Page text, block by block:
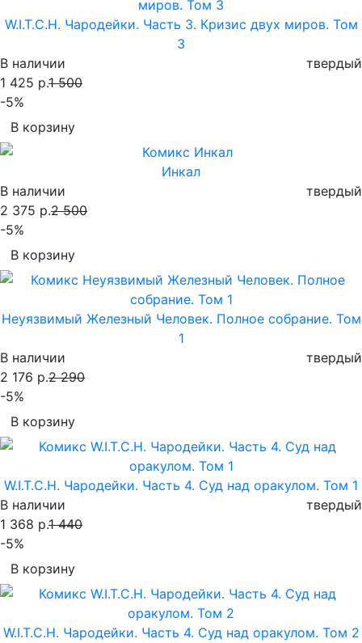
W.I.T.C.H. Чародейки. Часть 3. Кризис двух миров. Том
3
В наличии
твердый
1 425 р.1 500
-5%
В корзину
Инкал
В наличии
твердый
2 375 р.2 500
-5%
В корзину
Неуязвимый Железный Человек. Полное собрание. Том
1
В наличии
твердый
2 176 р.2 290
-5%
В корзину
W.I.T.C.H. Чародейки. Часть 4. Суд над оракулом. Том 1
В наличии
твердый
1 368 р.1 440
-5%
В корзину
W.I.T.C.H. Чародейки. Часть 4. Суд над оракулом. Том 2